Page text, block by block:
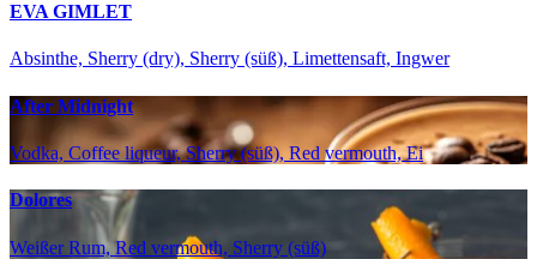
EVA GIMLET
Absinthe, Sherry (dry), Sherry (süß), Limettensaft, Ingwer
After Midnight
Vodka, Coffee liqueur, Sherry (süß), Red vermouth, Ei
Dolores
Weißer Rum, Red vermouth, Sherry (süß)